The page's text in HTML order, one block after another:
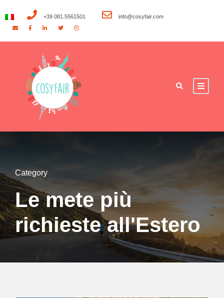
+39 081.5561501 info@cosyfair.com
Category
Le mete più
richieste all'Estero